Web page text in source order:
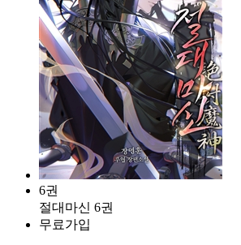
6권
절대마신 6권
무료가입